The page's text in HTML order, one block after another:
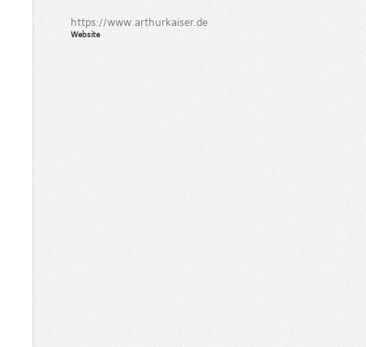
https://www.arthurkaiser.de
Website